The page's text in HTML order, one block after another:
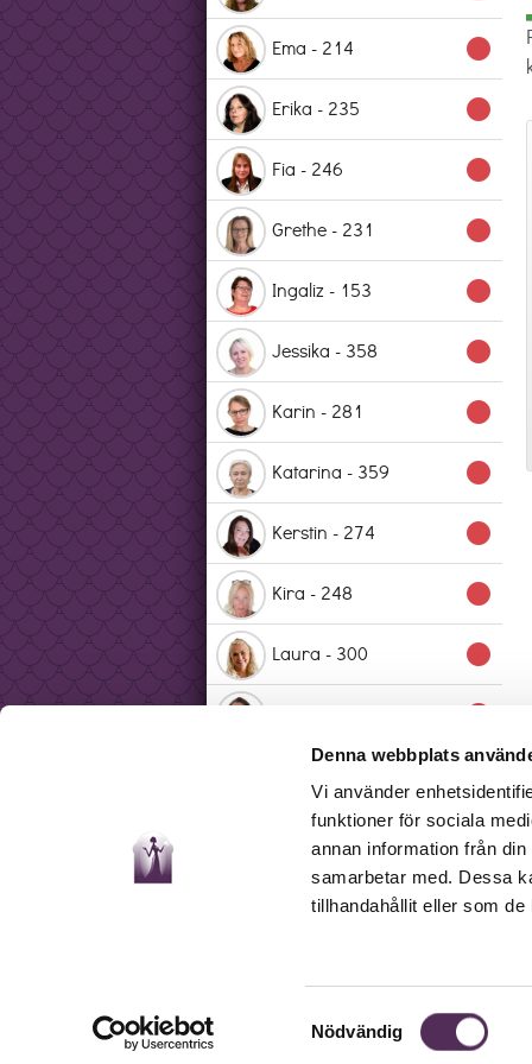
Denna webbplats
Vi använder
funktioner för sociala
annan information från
samarbetar med. Dessa
tillhandahållit eller som
Samtyckesval
Nödvändig
Ema - 214 lens
Erika - 235 lens
Fia - 246 lens
Grethe - 231 lens
Ingaliz - 153 lens
Jessika - 358 lens
Karin - 281 lens
Katarina - 359 lens
Kerstin - 274 lens
Kira - 248 lens
Laura - 300 lens
lens
Mona - 207 lens
Nina - 329 lens
lens